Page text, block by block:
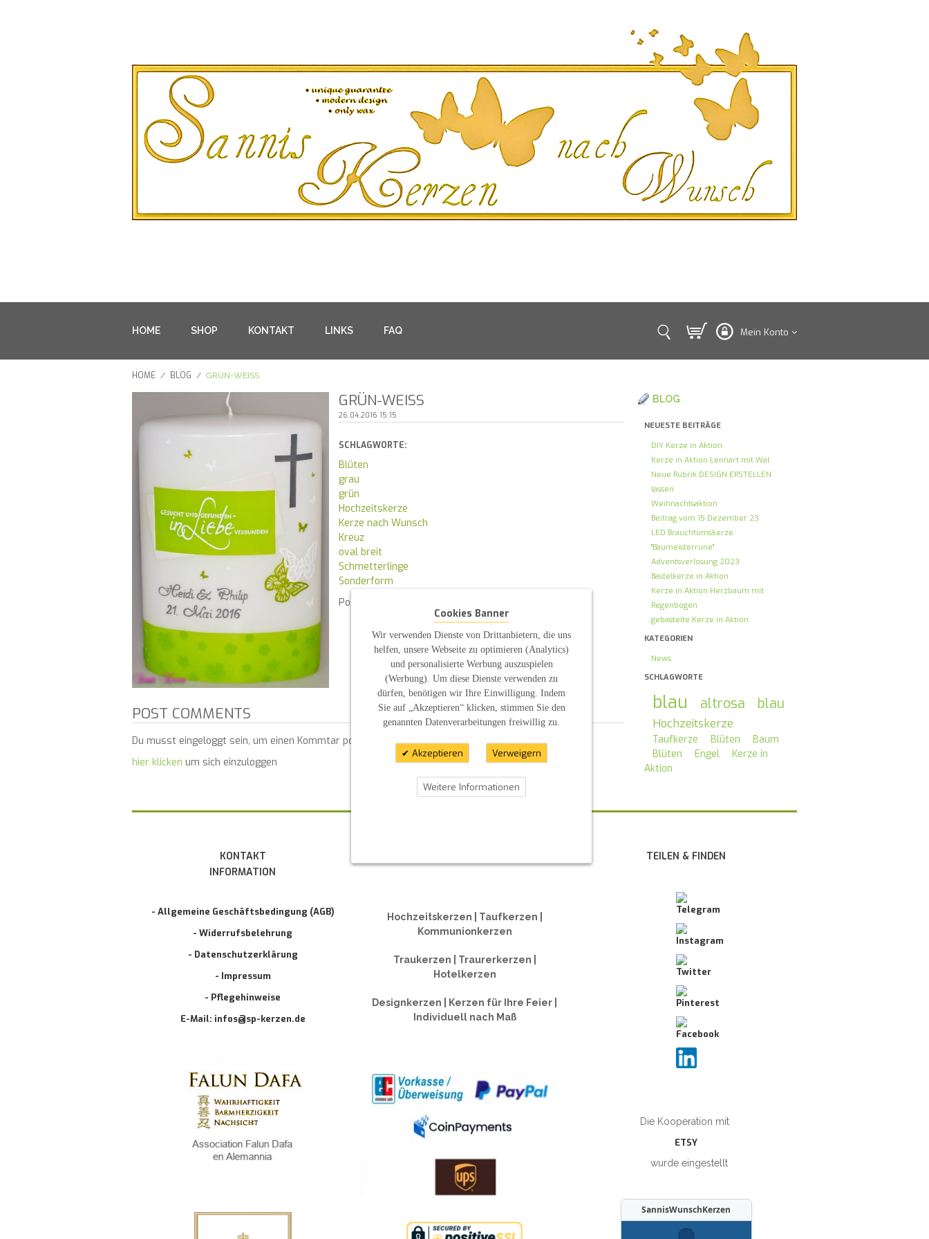
Mein Konto
HOME SHOP KONTAKT LINKS FAQ
HOME / BLOG / GRÜN-WEISS
GRÜN-WEISS
26.04.2016 15:15
SCHLAGWORTE:
Blüten
grau
grün
Hochzeitskerze
Kerze nach Wunsch
Kreuz
oval breit
Schmetterlinge
Sonderform
Posted in
POST COMMENTS
Du musst eingeloggt sein, um einen Kommtar posten zu können.
hier klicken um sich einzuloggen
BLOG
NEUESTE BEITRÄGE
DIY Kerze in Aktion
Kerze in Aktion Lennart mit Wal
Neue Rubrik DESIGN ERSTELLEN
lassen
Weihnachtsaktion
Beitrag vom 15.Dezember 23
LED Brauchtumskerze
"Baumeisterrune"
Adventsverlosung 2023
Bastelkerze in Aktion
Kerze in Aktion Herzbaum mit
Regenbogen
gebastelte Kerze in Aktion
KATEGORIEN
News
SCHLAGWORTE
blau altrosa blau
Hochzeitskerze
Taufkerze Blüten
Baum
Blüten
Engel
Kerze in
Aktion
KONTAKT
INFORMATION
- Allgemeine Geschäftsbedingung (AGB)
- Widerrufsbelehrung
- Datenschutzerklärung
- Impressum
- Pflegehinweise
E-Mail: infos@sp-kerzen.de
Hochzeitskerzen | Taufkerzen |
Kommunionkerzen
Traukerzen | Traurerkerzen |
Hotelkerzen
Designkerzen | Kerzen für Ihre Feier |
Individuell nach Maß
TEILEN & FINDEN
Die Kooperation mit
ETSY
wurde eingestellt
SannisWunschKerzen
Cookies Banner
Wir verwenden Dienste von Drittanbietern, die uns
helfen, unsere Webseite zu optimieren (Analytics)
und personalisierte Werbung auszuspielen
(Werbung). Um diese Dienste verwenden zu
dürfen, benötigen wir Ihre Einwilligung. Indem
Sie auf „Akzeptieren“ klicken, stimmen Sie den
genannten Datenverarbeitungen freiwillig zu.
Akzeptieren Verweigern
Weitere Informationen